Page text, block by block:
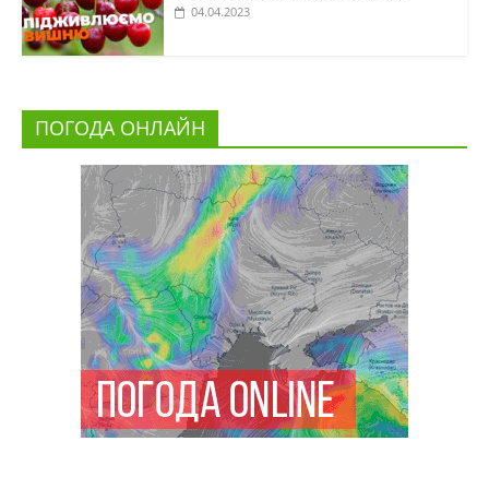
04.04.2023
ПОГОДА ОНЛАЙН